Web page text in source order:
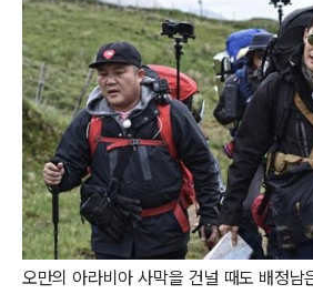
오만의 아라비아 사막을 건널 때도 배정남